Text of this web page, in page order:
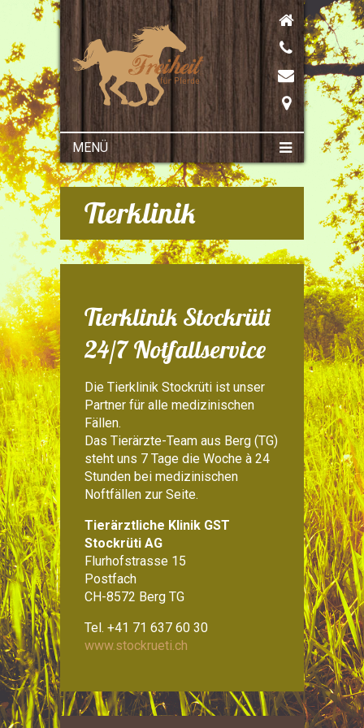
MENÜ
Tierklinik
Tierklinik Stockrüti
24/7 Notfallservice
Die Tierklinik Stockrüti ist unser
Partner für alle medizinischen
Fällen.
Das Tierärzte-Team aus Berg (TG)
steht uns 7 Tage die Woche à 24
Stunden bei medizinischen
Noftfällen zur Seite.
Tierärztliche Klinik GST
Stockrüti AG
Flurhofstrasse 15
Postfach
CH-8572 Berg TG
Tel. +41 71 637 60 30
www.stockrueti.ch